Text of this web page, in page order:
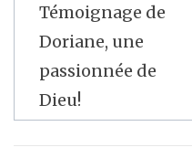
Témoignage de
Doriane, une
passionnée de
Dieu!